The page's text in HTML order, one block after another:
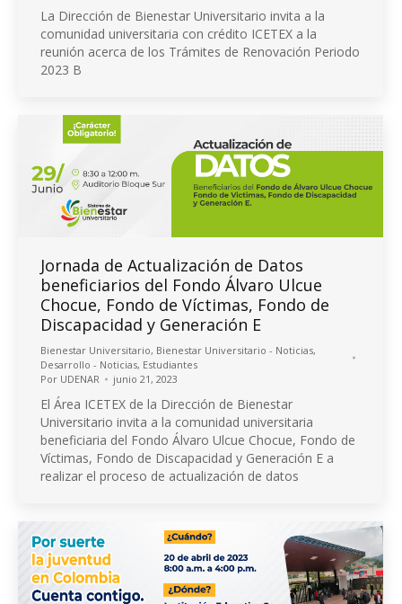
La Dirección de Bienestar Universitario invita a la
comunidad universitaria con crédito ICETEX a la
reunión acerca de los Trámites de Renovación Periodo
2023 B
Jornada de Actualización de Datos
beneficiarios del Fondo Álvaro Ulcue
Chocue, Fondo de Víctimas, Fondo de
Discapacidad y Generación E
Bienestar Universitario, Bienestar Universitario - Noticias,
Desarrollo - Noticias, Estudiantes
Por UDENAR junio 21, 2023
El Área ICETEX de la Dirección de Bienestar
Universitario invita a la comunidad universitaria
beneficiaria del Fondo Álvaro Ulcue Chocue, Fondo de
Víctimas, Fondo de Discapacidad y Generación E a
realizar el proceso de actualización de datos